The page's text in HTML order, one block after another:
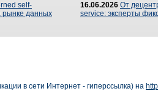
self-
рынке данных
16.06.2026 От
service: эксперты
в сети Интернет - гиперссылка) на